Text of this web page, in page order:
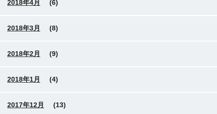
2018年4月 (6)
2018年3月 (8)
2018年2月 (9)
2018年1月 (4)
2017年12月 (13)